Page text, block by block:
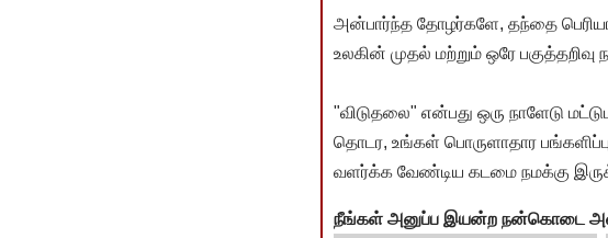
அன்பார்ந்த தோழர்களே, தந்தை
உலகின் முதல் மற்றும் ஒரே பகுத்தறிவு
"விடுதலை" என்பது ஒரு நாளேடு
தொடர, உங்கள் பொருளாதார
வளர்க்க வேண்டிய கடமை நமக்கு
நீங்கள் அனுப்ப இயன்ற நன்கொடை